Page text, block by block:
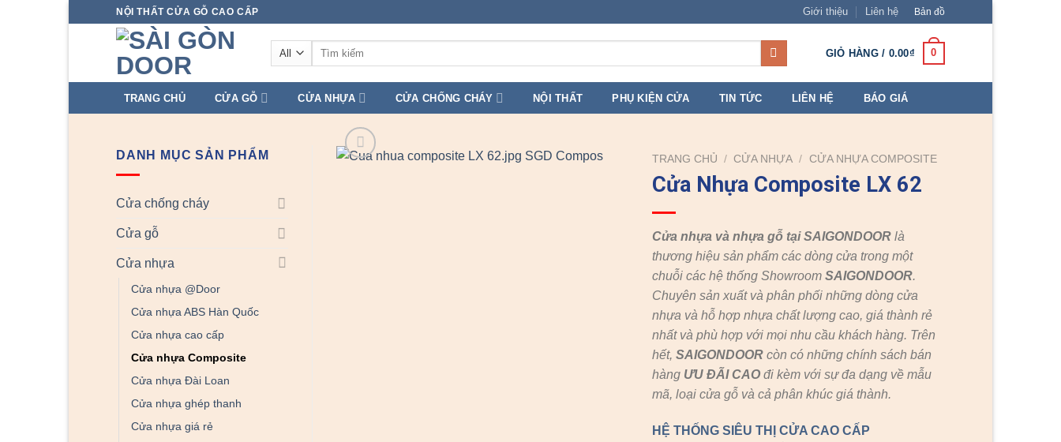
NỘI THẤT CỬA GỖ CAO CẤP Giới thiệu Liên hệ Bản đồ
Tìm
GIỎ HÀNG / 0.00₫ 0
TRANG CHỦ CỬA GỖ CỬA NHỰA CỬA CHỐNG CHÁY NỘI THẤT PHỤ KIỆN CỬA TIN TỨC LIÊN HỆ BÁO GIÁ
DANH MỤC SẢN PHẨM
Cửa chống cháy
Cửa gỗ
Cửa nhựa
Cửa nhựa @Door
Cửa nhựa ABS Hàn Quốc
Cửa nhựa cao cấp
Cửa nhựa Composite
Cửa nhựa Đài Loan
Cửa nhựa ghép thanh
Cửa nhựa giá rẻ
TRANG CHỦ / CỬA NHỰA / CỬA NHỰA COMPOSITE
Cửa Nhựa Composite LX 62
Cửa nhựa và nhựa gỗ tại SAIGONDOOR là
thương hiệu sản phẩm các dòng cửa trong một
chuỗi các hệ thống ShowroomSAIGONDOOR.
Chuyên sản xuất và phân phối những dòng cửa
nhựa và hỗ hợp nhựa chất lượng cao, giá thành rẻ
nhất và phù hợp với mọi nhu cầu khách hàng. Trên
hết,SAIGONDOOR còn có những chính sách bán
hàng ƯU ĐÃI CAOđi kèm với sự đa dạng về mẫu
mã, loại cửa gỗ và cả phân khúc giá thành.
HỆ THỐNG SIÊU THỊ CỬA CAO CẤP